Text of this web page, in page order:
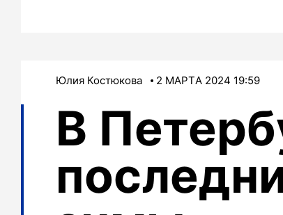
Юлия Костюкова 2 МАРТA 2024 19:59
В